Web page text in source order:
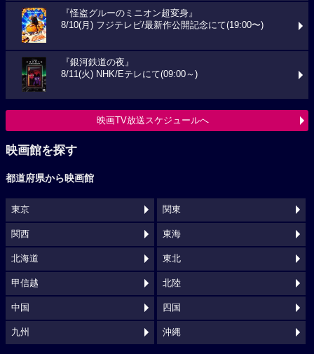
『怪盗グルーのミニオン超変身』
8/10(月) フジテレビ/最新作公開記念にて(19:00〜)
『銀河鉄道の夜』
8/11(火) NHK/Eテレにて(09:00～)
映画TV放送スケジュールへ
映画館を探す
都道府県から映画館
東京 関東
関西 東海
北海道 東北
甲信越 北陸
中国 四国
九州 沖縄